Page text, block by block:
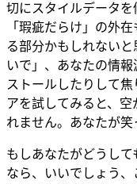
切にスタイルデータ
「瑕疵だらけ」の外
る部分かもしれない
いで」、あなたの情
ストールしたりして
アを試してみると、
れません。あなたが
もしあなたがどうし
なら、いいでしょう